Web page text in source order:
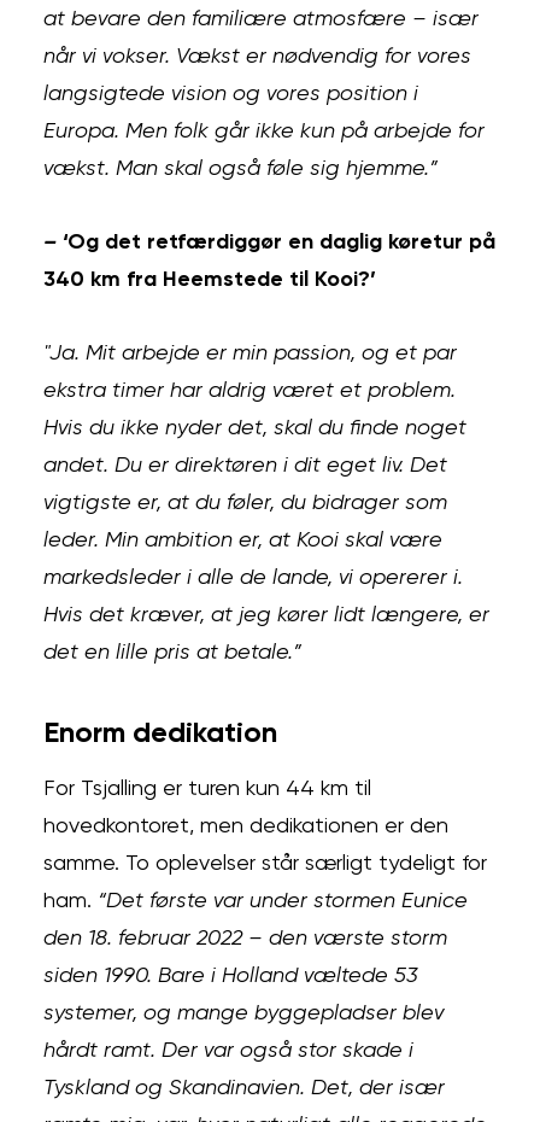
at bevare den familiære atmosfære – især
når vi vokser. Vækst er nødvendig for vores
langsigtede vision og vores position i
Europa. Men folk går ikke kun på arbejde for
vækst. Man skal også føle sig hjemme.”
– ‘Og det retfærdiggør en daglig køretur på
340 km fra Heemstede til Kooi?’
"Ja. Mit arbejde er min passion, og et par
ekstra timer har aldrig været et problem.
Hvis du ikke nyder det, skal du finde noget
andet. Du er direktøren i dit eget liv. Det
vigtigste er, at du føler, du bidrager som
leder. Min ambition er, at Kooi skal være
markedsleder i alle de lande, vi opererer i.
Hvis det kræver, at jeg kører lidt længere, er
det en lille pris at betale.”
Enorm dedikation
For Tsjalling er turen kun 44 km til
hovedkontoret, men dedikationen er den
samme. To oplevelser står særligt tydeligt for
ham. “Det første var under stormen Eunice
den 18. februar 2022 – den værste storm
siden 1990. Bare i Holland væltede 53
systemer, og mange byggepladser blev
hårdt ramt. Der var også stor skade i
Tyskland og Skandinavien. Det, der især